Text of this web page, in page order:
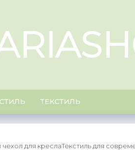
СТИЛЬ ТЕКСТИЛЬ
для креслаТекстиль для